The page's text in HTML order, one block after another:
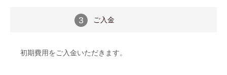
3 ご入金
初期費用をご入金いただきます。